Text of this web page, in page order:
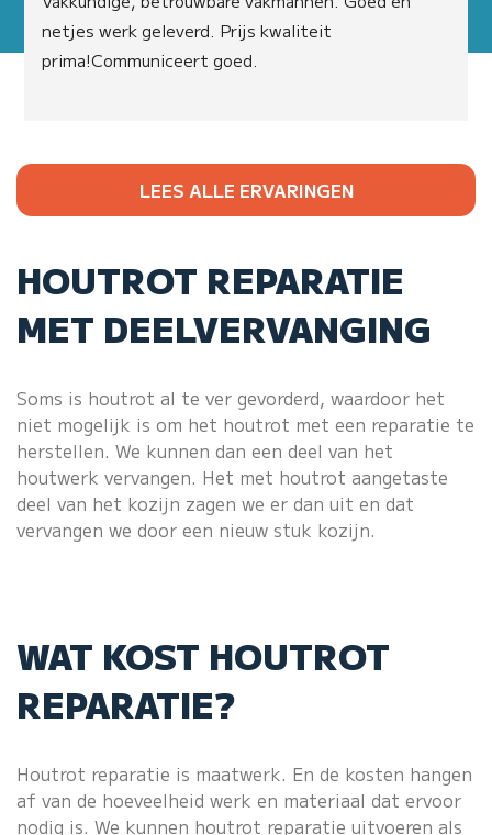
netjes werk geleverd. Prijs kwaliteit
prima!Communiceert goed.
LEES ALLE ERVARINGEN
HOUTROT REPARATIE
MET DEELVERVANGING
Soms is houtrot al te ver gevorderd, waardoor het
niet mogelijk is om het houtrot met een reparatie te
herstellen. We kunnen dan een deel van het
houtwerk vervangen. Het met houtrot aangetaste
deel van het kozijn zagen we er dan uit en dat
vervangen we door een nieuw stuk kozijn.
WAT KOST HOUTROT
REPARATIE?
Houtrot reparatie is maatwerk. En de kosten hangen
af van de hoeveelheid werk en materiaal dat ervoor
nodig is. We kunnen houtrot reparatie uitvoeren als